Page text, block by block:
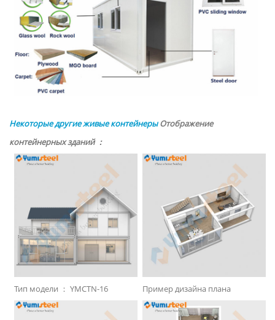
Некоторые другие живые контейнерыОтображение
контейнерных зданий ：
Тип модели ： YMCTN-16 Пример дизайна плана